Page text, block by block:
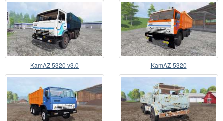
KamAZ 5320 v3.0 KamAZ-5320